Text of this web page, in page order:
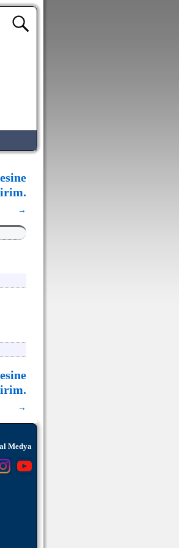
→
→
Medya